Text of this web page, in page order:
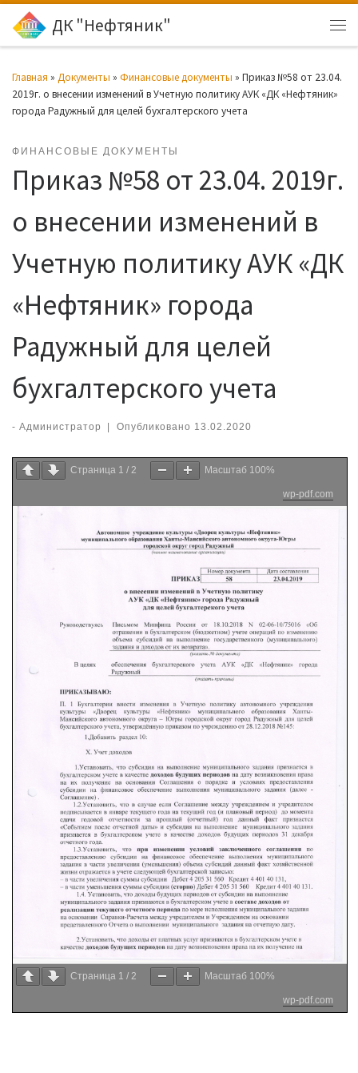
Перейти к содержимому
ДК "Нефтяник"
Главная » Документы » Финансовые документы » Приказ №58 от 23.04.
2019г. о внесении изменений в Учетную политику АУК «ДК «Нефтяник»
города Радужный для целей бухгалтерского учета
ФИНАНСОВЫЕ ДОКУМЕНТЫ
Приказ №58 от 23.04. 2019г.
о внесении изменений в
Учетную политику АУК «ДК
«Нефтяник» города
Радужный для целей
бухгалтерского учета
- Администратор Опубликовано 13.02.2020
Страница 1 / 2 Масштаб 100%
wp-pdf.com
Страница 1 / 2 Масштаб 100%
wp-pdf.com